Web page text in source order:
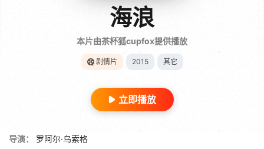
海浪
本片由茶杯狐cupfox提供播放
剧情片 2015 其它
立即播放
导演：
罗阿尔·乌索格